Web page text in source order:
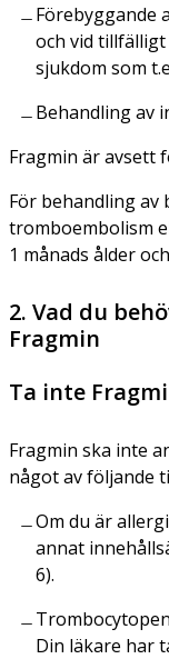
Förebyggande
och vid
sjukdom som
Behandling av
Fragmin är avsett
För behandling av
tromboembolism
1 månads ålder
2. Vad du
Fragmin
Ta inte
Fragmin ska inte
något av följande
Om du är
annat
6).
Din läkare har